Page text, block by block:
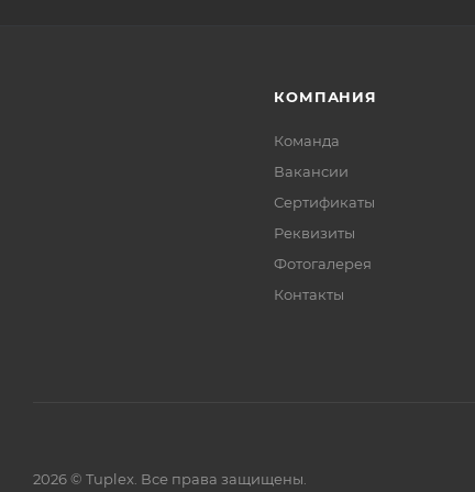
КОМПАНИЯ
Команда
Вакансии
Сертификаты
Реквизиты
Фотогалерея
Контакты
2026 © Tuplex. Все права защищены.